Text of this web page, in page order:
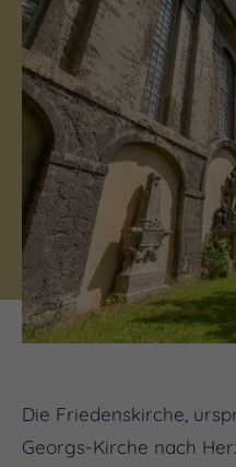
Die Friedenskirche,
Georgs-Kirche nach